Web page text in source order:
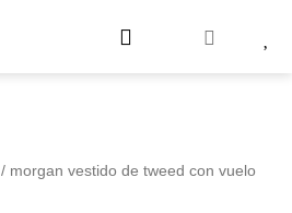
/ morgan vestido de tweed con vuelo